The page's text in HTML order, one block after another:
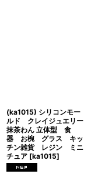
(ka1015) シリコンモー
ルド クレイジュエリー
抹茶わん 立体型 食
器 お椀 グラス キッ
チン雑貨 レジン ミニ
チュア [ka1015]